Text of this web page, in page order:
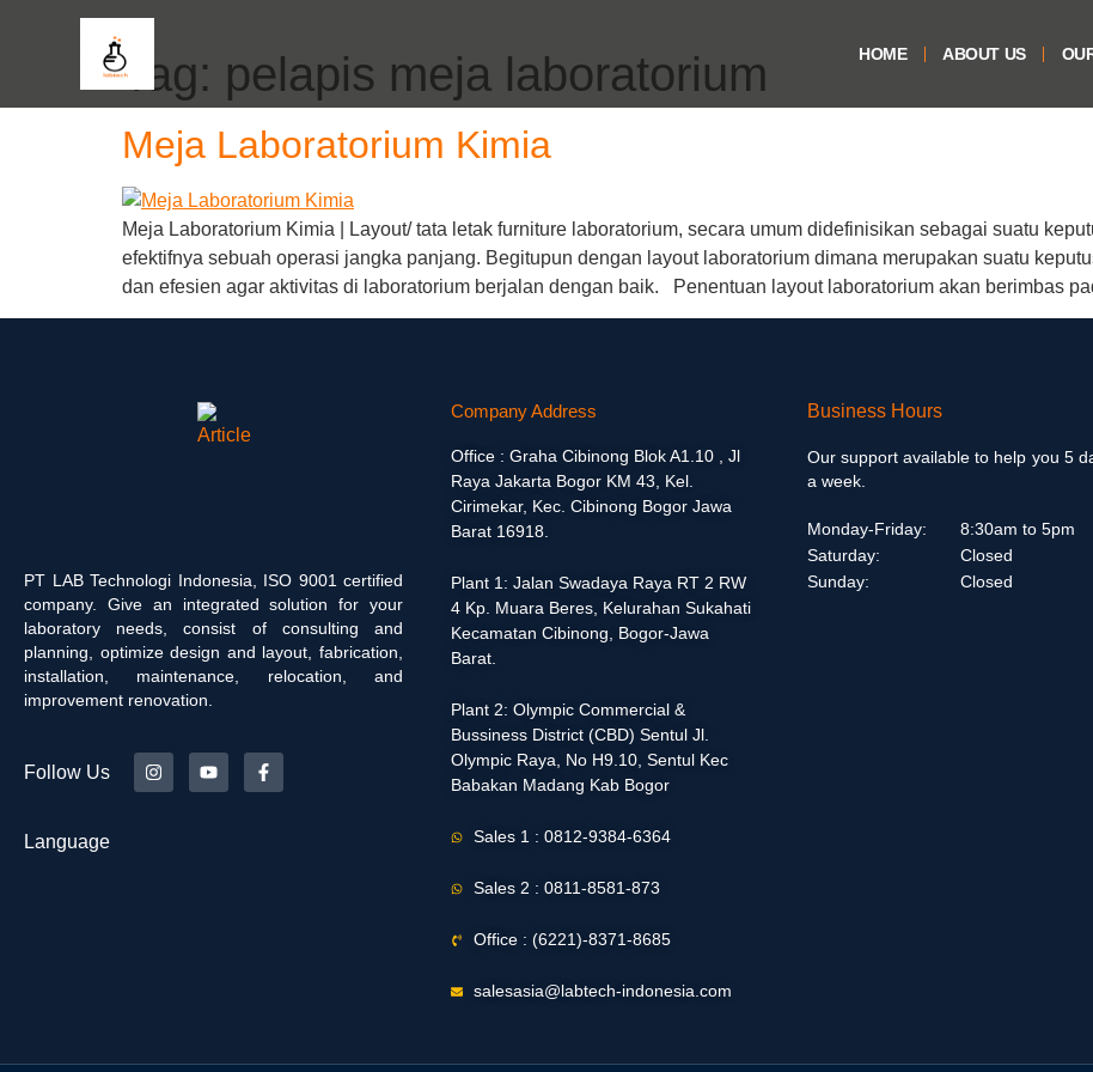
HOME ABOUT US
Tag: pelapis meja laboratorium
Meja Laboratorium Kimia
Meja Laboratorium Kimia | Layout/ tata letak furniture laboratorium, secara umum didefinisikan sebagai suatu
efektifnya sebuah operasi jangka panjang. Begitupun dengan layout laboratorium dimana merupakan suatu
dan efesien agar aktivitas di laboratorium berjalan dengan baik. Penentuan layout laboratorium akan berimbas
PT LAB Technologi Indonesia, ISO 9001 certified
company. Give an integrated solution for your
laboratory needs, consist of consulting and
planning, optimize design and layout, fabrication,
installation, maintenance, relocation, and
improvement renovation.
Follow Us
Language
Company Address
Office : Graha Cibinong Blok A1.10 , Jl
Raya Jakarta Bogor KM 43, Kel.
Cirimekar, Kec. Cibinong Bogor Jawa
Barat 16918.
Plant 1: Jalan Swadaya Raya RT 2 RW
4 Kp. Muara Beres, Kelurahan Sukahati
Kecamatan Cibinong, Bogor-Jawa
Barat.
Plant 2: Olympic Commercial &
Bussiness District (CBD) Sentul Jl.
Olympic Raya, No H9.10, Sentul Kec
Babakan Madang Kab Bogor
Sales 1 : 0812-9384-6364
Sales 2 : 0811-8581-873
Office : (6221)-8371-8685
salesasia@labtech-indonesia.com
Business Hours
Our support available to help you 5
a week.
Monday-Friday:
Saturday:
Sunday:
8:30am to 5pm
Closed
Closed